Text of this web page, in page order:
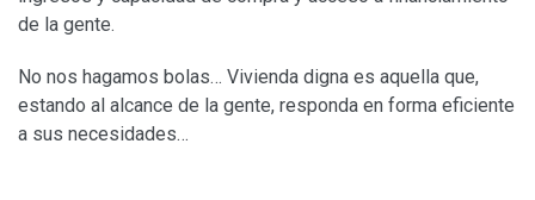
de la gente.
No nos hagamos bolas… Vivienda digna es aquella que,
estando al alcance de la gente, responda en forma eficiente
a sus necesidades…